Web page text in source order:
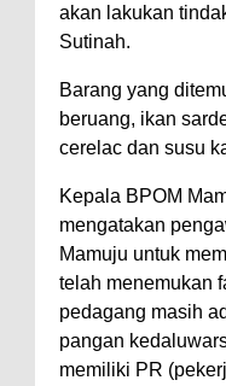
akan lakukan
Sutinah.
Barang yang
beruang, ikan
cerelac dan susu
Kepala BPOM
mengatakan
Mamuju untuk
telah menemukan
pedagang masih
pangan
memiliki PR